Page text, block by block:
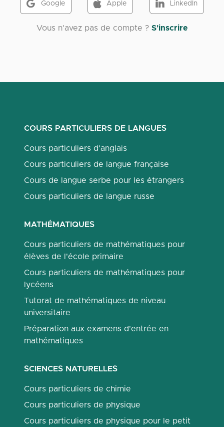
Google Apple LinkedIn
Vous n'avez pas de compte ? S'inscrire
COURS PARTICULIERS DE LANGUES
Cours particuliers d'anglais
Cours particuliers de langue française
Cours de langue serbe pour les étrangers
Cours particuliers de langue russe
MATHÉMATIQUES
Cours particuliers de mathématiques pour
élèves de l'école primaire
Cours particuliers de mathématiques pour
lycéens
Tutorat de mathématiques de niveau
universitaire
Préparation aux examens d'entrée en
mathématiques
SCIENCES NATURELLES
Cours particuliers de chimie
Cours particuliers de physique
Cours particuliers de physique pour le petit